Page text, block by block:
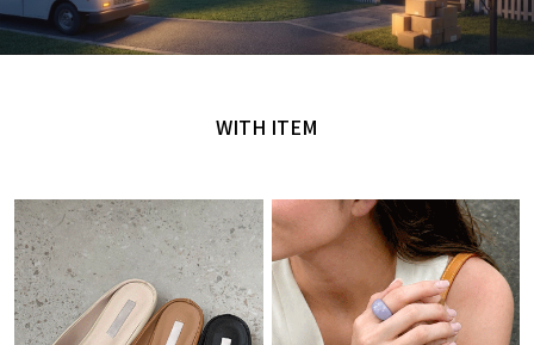
GET IT TODAY
WITH ITEM